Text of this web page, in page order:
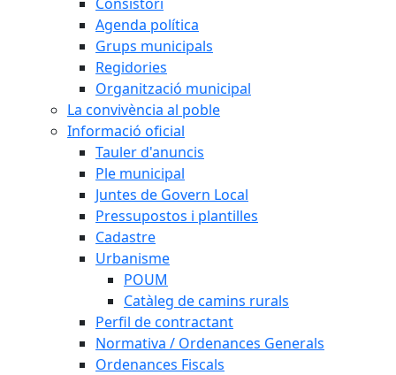
Agenda política
Grups municipals
Regidories
Organització municipal
La convivència al poble
Informació oficial
Tauler d'anuncis
Ple municipal
Juntes de Govern Local
Pressupostos i plantilles
Cadastre
Urbanisme
POUM
Catàleg de camins rurals
Perfil de contractant
Normativa / Ordenances Generals
Ordenances Fiscals